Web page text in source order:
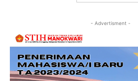
- Advertisment -